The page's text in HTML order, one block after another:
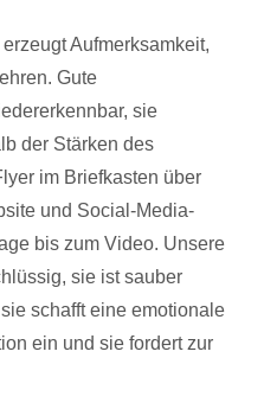
Aufmerksamkeit,
Gute
sie
der Stärken des
im Briefkasten über
und Social-Media-
bis zum Video. Unsere
sie ist sauber
schafft eine emotionale
ein und sie fordert zur